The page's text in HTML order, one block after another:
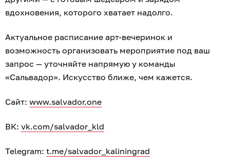
вдохновения, которого хватает надолго.
Актуальное расписание арт-вечеринок и
возможность организовать мероприятие под ваш
запрос — уточняйте напрямую у команды
«Сальвадор». Искусство ближе, чем кажется.
Сайт: www.salvador.one
ВК: vk.com/salvador_kld
Telegram: t.me/salvador_kaliningrad